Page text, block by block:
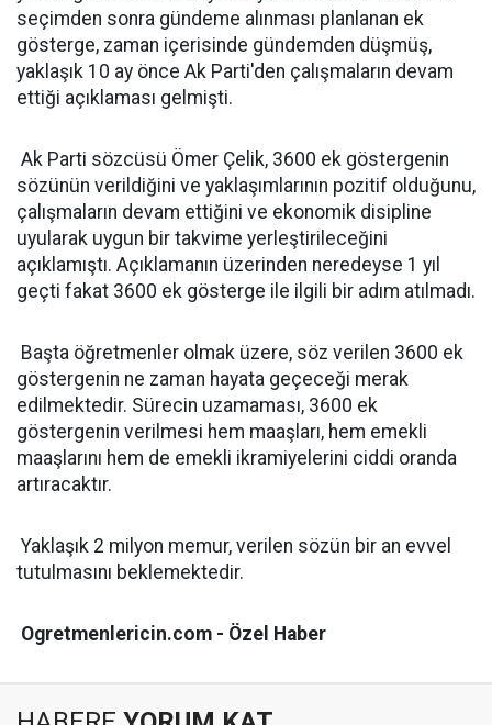
seçimden sonra gündeme alınması planlanan ek
gösterge, zaman içerisinde gündemden düşmüş,
yaklaşık 10 ay önce Ak Parti'den çalışmaların devam
ettiği açıklaması gelmişti.
Ak Parti sözcüsü Ömer Çelik, 3600 ek göstergenin
sözünün verildiğini ve yaklaşımlarının pozitif olduğunu,
çalışmaların devam ettiğini ve ekonomik disipline
uyularak uygun bir takvime yerleştirileceğini
açıklamıştı. Açıklamanın üzerinden neredeyse 1 yıl
geçti fakat 3600 ek gösterge ile ilgili bir adım atılmadı.
Başta öğretmenler olmak üzere, söz verilen 3600 ek
göstergenin ne zaman hayata geçeceği merak
edilmektedir. Sürecin uzamaması, 3600 ek
göstergenin verilmesi hem maaşları, hem emekli
maaşlarını hem de emekli ikramiyelerini ciddi oranda
artıracaktır.
Yaklaşık 2 milyon memur, verilen sözün bir an evvel
tutulmasını beklemektedir.
Ogretmenlericin.com - Özel Haber